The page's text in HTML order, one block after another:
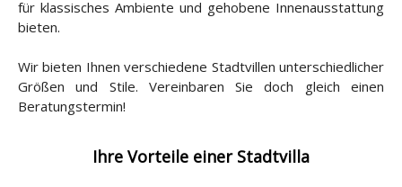
für klassisches Ambiente und gehobene Innenausstattung
bieten.
Wir bieten Ihnen verschiedene Stadtvillen unterschiedlicher
Größen und Stile. Vereinbaren Sie doch gleich einen
Beratungstermin!
Ihre Vorteile einer Stadtvilla